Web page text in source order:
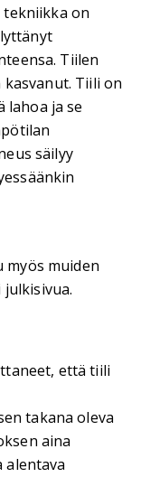
tekniikka on
Tiilen
Tiili on
lahoa ja se
säilyy
muiden
että tiili
takana oleva
aina
alentava